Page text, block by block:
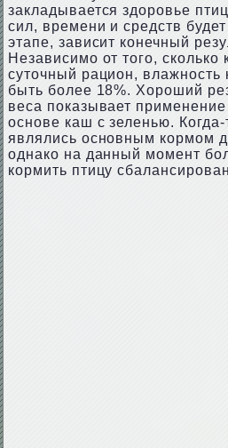
закладывается здоровье
сил, времени и средств
этапе, зависит конечный
Независимо от того,
суточный рацион, влажность
быть более 18%. Хороший
веса показывает
основе каш с зеленью.
являлись основным кормом
однако на данный момент
кормить птицу